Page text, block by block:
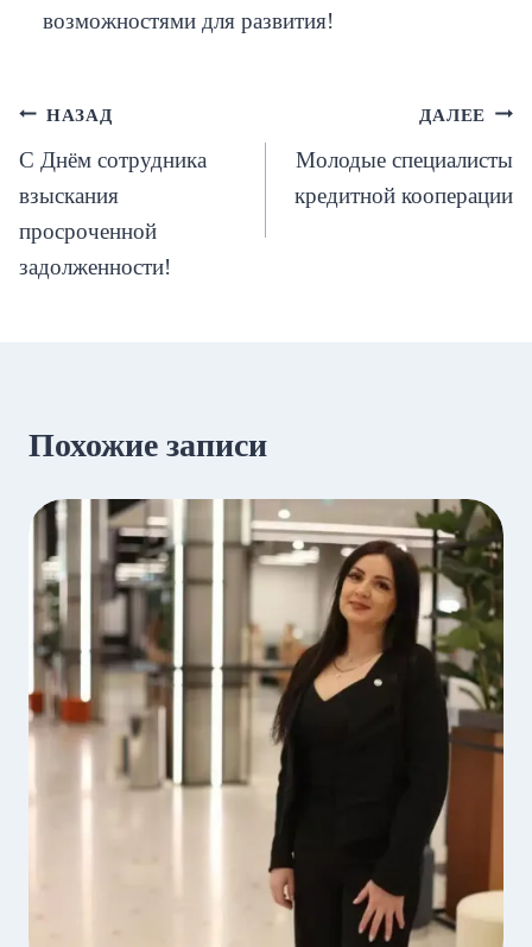
возможностями для развития!
Навигация
по
записям
НАЗАД
С Днём сотрудника
взыскания
просроченной
задолженности!
ДАЛЕЕ
Молодые специалисты
кредитной кооперации
Похожие записи